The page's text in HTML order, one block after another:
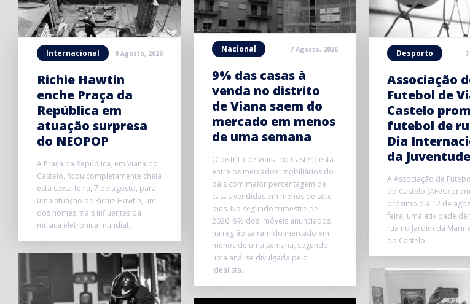
Internacional 8 Agosto, 2026
Richie Hawtin
enche Praça da
República em
atuação surpresa
do NEOPOP
A Praça da República, em Viana do
Castelo, ficou completamente cheia
esta sexta-feira, 7 de agosto, para
uma atuação de Richie Hawtin, um
dos nomes mais influentes da
música eletrónica mundial.
Nacional 7 Agosto, 2026
9% das casas à
venda no distrito
de Viana saem do
mercado em menos
de uma semana
O distrito de Viana do Castelo está
entre os mercados imobiliários do
país com maior percentagem de
casas vendidas em menos de sete
dias. No segundo trimestre de
2026, 9% dos imóveis anunciados
na região saíram do mercado em
menos de uma semana, segundo
uma análise divulgada pelo
idealista.
Desporto
Associação
Futebol de
Castelo
futebol de
Dia
da Juventude
A Associação de
do Castelo (AFVC)
próximo dia 12 de
feira, uma atividade
rua no Jardim da
do Castelo.